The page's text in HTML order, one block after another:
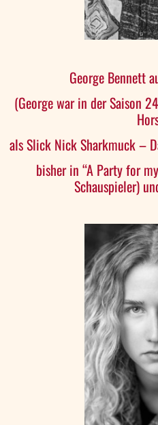
George Bennett
(George war in der Saison
als Slick Nick Sharkmuck –
bisher in “A Party for
Schauspieler)